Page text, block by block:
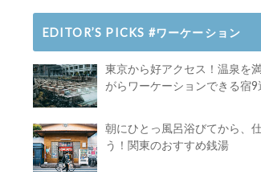
EDITOR’S PICKS #ワーケーション
東京から好アクセス！温泉を
がらワーケーションできる宿9
朝にひとっ風呂浴びてから、
う！関東のおすすめ銭湯